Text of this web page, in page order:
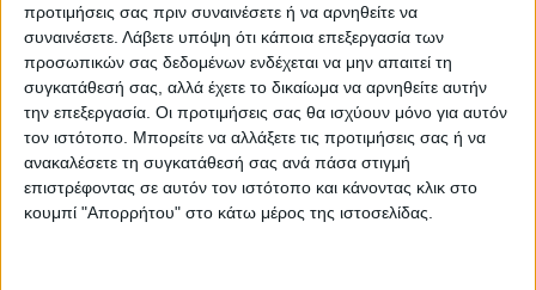
προτιμήσεις σας πριν συναινέσετε ή να αρνηθείτε να
συναινέσετε. Λάβετε υπόψη ότι κάποια επεξεργασία των
προσωπικών σας δεδομένων ενδέχεται να μην απαιτεί τη
συγκατάθεσή σας, αλλά έχετε το δικαίωμα να αρνηθείτε αυτήν
την επεξεργασία. Οι προτιμήσεις σας θα ισχύουν μόνο για αυτόν
τον ιστότοπο. Μπορείτε να αλλάξετε τις προτιμήσεις σας ή να
ανακαλέσετε τη συγκατάθεσή σας ανά πάσα στιγμή
επιστρέφοντας σε αυτόν τον ιστότοπο και κάνοντας κλικ στο
κουμπί "Απορρήτου" στο κάτω μέρος της ιστοσελίδας.
Όλες οι εξελίξεις στην περιοχή της
Καρδίτσας και ευρύτερα της Θεσσαλίας
ΠΡΟΗΓΟΥΜΕΝΟ ΑΡΘΡΟ
Σε απόγνωση οι
κτηνοτρόφοι της Δυτ.
Θεσσαλίας
ΕΠΟΜΕΝΟ ΑΡΘΡΟ
Επίσκεψη τριών
εκπαιδευτικών από το
Πανεπιστήμιο Καρελίας
Εφαρμοσμένων Επιστημών